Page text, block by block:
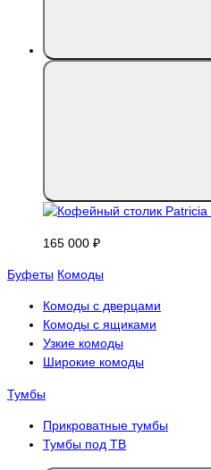
165 000 ₽
Буфеты Комоды
Комоды с дверцами
Комоды с ящиками
Узкие комоды
Широкие комоды
Тумбы
Прикроватные тумбы
Тумбы под ТВ